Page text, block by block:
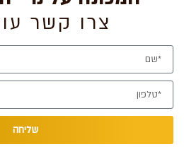
מה מאפיין מכונת קפה מקצועית לעומת
עסקים להשתמש במכונה אוטומטית?
מכונות קפה למשרדים ועסקים?מכונת קפה
המשקה ובמהירות ההפעלה שלה. מכונה
עם סוגים שונים של תערובות פולי קפה
צרו קשר
שליחה